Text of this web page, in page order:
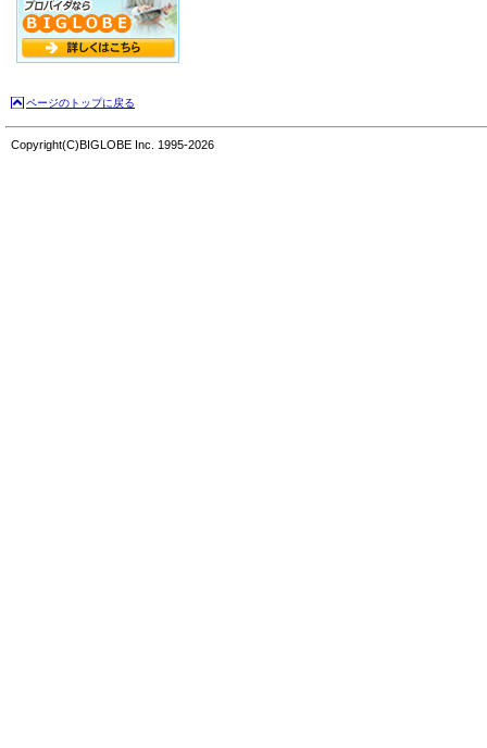
ページのトップに戻る
Copyright(C)BIGLOBE Inc. 1995-2026